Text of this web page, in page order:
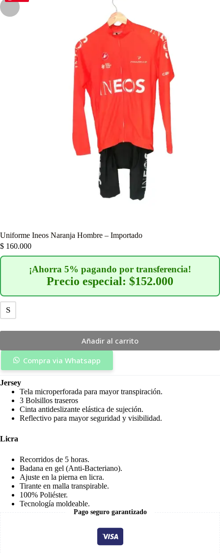
Uniforme Ineos Naranja Hombre – Importado
$ 160.000
¡Ahorra 5% pagando por transferencia!
Precio especial: $152.000
S
Añadir al carrito
Compra via Whatsapp
Jersey
Tela microperforada para mayor transpiración.
3 Bolsillos traseros
Cinta antideslizante elástica de sujeción.
Reflectivo para mayor seguridad y visibilidad.
Licra
Recorridos de 5 horas.
Badana en gel (Anti-Bacteriano).
Ajuste en la pierna en licra.
Tirante en malla transpirable.
100% Poliéster.
Tecnología moldeable.
Pago seguro garantizado